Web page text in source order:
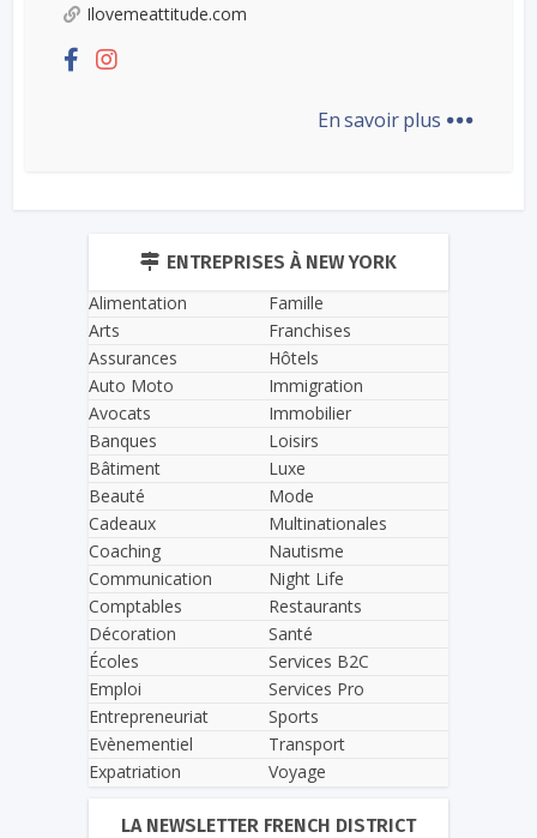
Ilovemeattitude.com
En savoir plus ...
ENTREPRISES À NEW YORK
Alimentation
Arts
Assurances
Auto Moto
Avocats
Banques
Bâtiment
Beauté
Cadeaux
Coaching
Communication
Comptables
Décoration
Écoles
Emploi
Entrepreneuriat
Evènementiel
Expatriation
Famille
Franchises
Hôtels
Immigration
Immobilier
Loisirs
Luxe
Mode
Multinationales
Nautisme
Night Life
Restaurants
Santé
Services B2C
Services Pro
Sports
Transport
Voyage
LA NEWSLETTER FRENCH DISTRICT